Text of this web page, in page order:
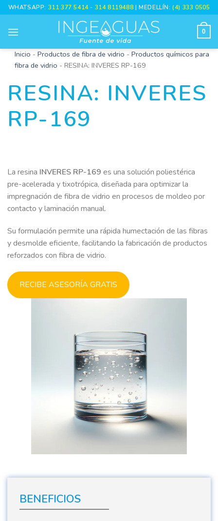
Skip
to
content
WHATSAPP: 311 377 5414- 314 8119488 | MEDELLÍN:(4) 333 0505
0
Inicio - Productos de fibra de vidrio - Productos químicos para
fibra de vidrio - RESINA: INVERES RP-169
RESINA: INVERES
RP-169
La resina INVERES RP-169 es una solución poliestérica
pre-acelerada y tixotrópica, diseñada para optimizar la
impregnación de fibra de vidrio en procesos de moldeo por
contacto y laminación manual.
Su formulación permite una rápida humectación de las fibras
y desmolde eficiente, facilitando la fabricación de productos
reforzados con fibra de vidrio.
RECIBE ASESORÍA GRATIS
BENEFICIOS